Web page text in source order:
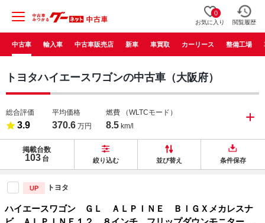
0
お気に入り 閲覧履歴
中古車 輸入車 中古車販売店 新車 車買取 カーリース 整備工場
トヨタハイエースワゴンの中古車（大阪府）
総合評価
3.9
平均価格
370.6 万円
燃費 （WLTCモード）
8.5 km/l
掲載台数
103 台 絞り込む 並び替え 条件保存
UP トヨタ
ハイエースワゴン ＧＬ ＡＬＰＩＮＥ ＢＩＧＸメカレスナ